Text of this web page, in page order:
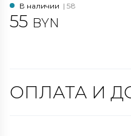
В наличии | 58
55 BYN
ОПЛАТА И